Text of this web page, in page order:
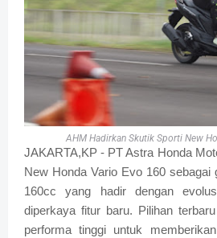
AHM Hadirkan Skutik Sporti New
JAKARTA,KP - PT Astra Honda
New Honda Vario Evo 160 sebagai
160cc yang hadir dengan
diperkaya fitur baru. Pilihan
performa tinggi untuk